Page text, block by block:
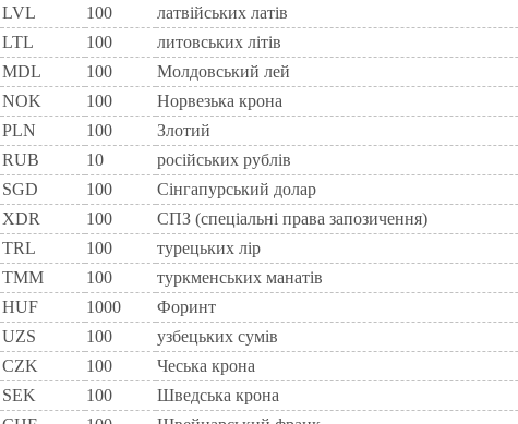
LVL 100 латвійських латів
LTL 100 литовських літів
MDL 100 Молдовський лей
NOK 100 Норвезька крона
PLN 100 Злотий
RUB 10 російських рублів
SGD 100 Сінгапурський долар
XDR 100 СПЗ (спеціальні права запозичення)
TRL 100 турецьких лір
TMM 100 туркменських манатів
HUF 1000 Форинт
UZS 100 узбецьких сумів
CZK 100 Чеська крона
SEK 100 Шведська крона